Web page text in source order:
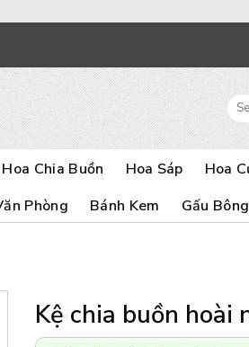
for:
Hoa Chia Buồn Hoa Sáp Hoa
Phòng Bánh Kem Gấu Bông
Kệ chia buồn hoài